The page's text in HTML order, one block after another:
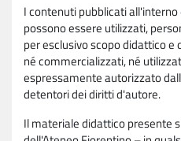
I contenuti pubblicati
possono essere utilizzati,
per esclusivo scopo didattico e
né commercializzati, né
espressamente autorizzato
detentori dei diritti d'autore.
Il materiale didattico presente